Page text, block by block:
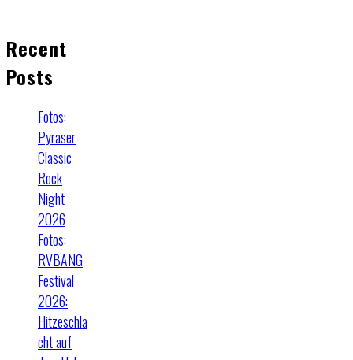
Recent
Posts
Fotos:
Pyraser
Classic
Rock
Night
2026
Fotos:
RVBANG
Festival
2026:
Hitzeschla
cht auf